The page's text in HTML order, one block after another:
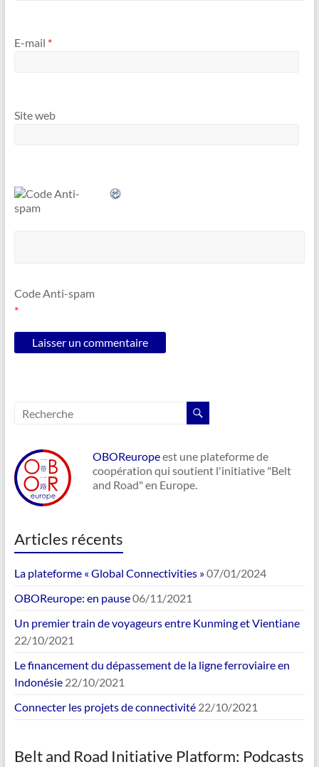
E-mail *
Site web
Code Anti-spam
*
OBOReuropeest une plateforme de
coopération qui soutient l'initiative "Belt
and Road" en Europe.
Articles récents
La plateforme « Global Connectivities »07/01/2024
OBOReurope: en pause06/11/2021
Un premier train de voyageurs entre Kunming et Vientiane
22/10/2021
Le financement du dépassement de la ligne ferroviaire en
Indonésie 22/10/2021
Connecter les projets de connectivité 22/10/2021
Belt and Road Initiative Platform: Podcasts